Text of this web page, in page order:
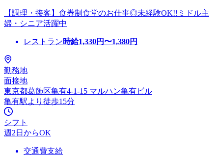
【調理・接客】食券制食堂のお仕事◎未経験OK!!ミドル主
婦・シニア活躍中
レストラン時給1,330円〜1,380円
勤務地
面接地
東京都葛飾区亀有4-1-15 マルハン亀有ビル
亀有駅より徒歩15分
シフト
週2日からOK
交通費支給